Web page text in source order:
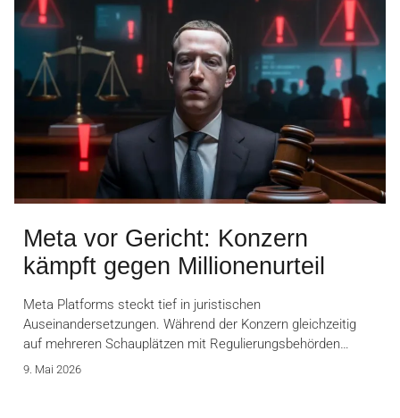
Meta vor Gericht: Konzern
kämpft gegen Millionenurteil
Meta Platforms steckt tief in juristischen
Auseinandersetzungen. Während der Konzern gleichzeitig
auf mehreren Schauplätzen mit Regulierungsbehörden…
9. Mai 2026